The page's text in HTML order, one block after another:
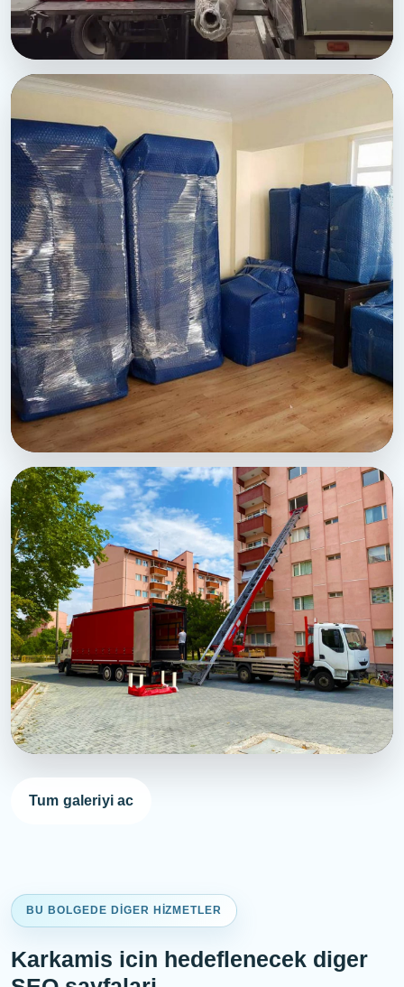
Karkamis Sehirler Arasi Nakliyat - Asansorlu yukleme
Karkamis Sehirler Arasi Nakliyat - Sahinbey evden eve
nakliyat paketleme
Karkamis Sehirler Arasi Nakliyat - Site ici asansorlu
operasyon
Tum galeriyi ac
BU BOLGEDE DIGER HIZMETLER
Karkamis icin hedeflenecek diger